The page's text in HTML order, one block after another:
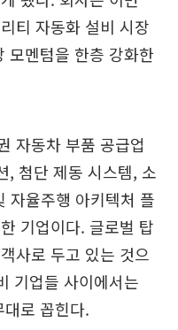
티 자동화 설비 시장
모멘텀을 한층 강화한
자동차 부품 공급업
, 첨단 제동 시스템, 소
자율주행 아키텍처 플
기업이다. 글로벌 탑
사로 두고 있는 것으
기업들 사이에서는
로 꼽힌다.